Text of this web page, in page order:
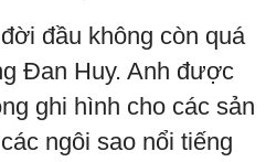
đầu không còn quá
Đan Huy. Anh được
ghi hình cho các sản
ngôi sao nổi tiếng